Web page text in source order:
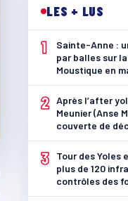
LES + LUS
1
Sainte-Anne :
par balles sur
Moustique en
2 Après l’after
Meunier (Anse
couverte de
3
Tour des Yoles
plus de 120
contrôles des